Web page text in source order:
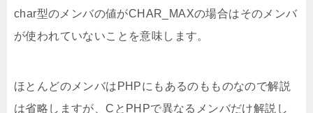
char型のメンバの値がCHAR_MAXの場合はそのメンバ
が使われていないことを意味します。
ほとんどのメンバはPHPにもあるのもものなので解説
は省略しますが、CとPHPで異なるメンバだけ解説し